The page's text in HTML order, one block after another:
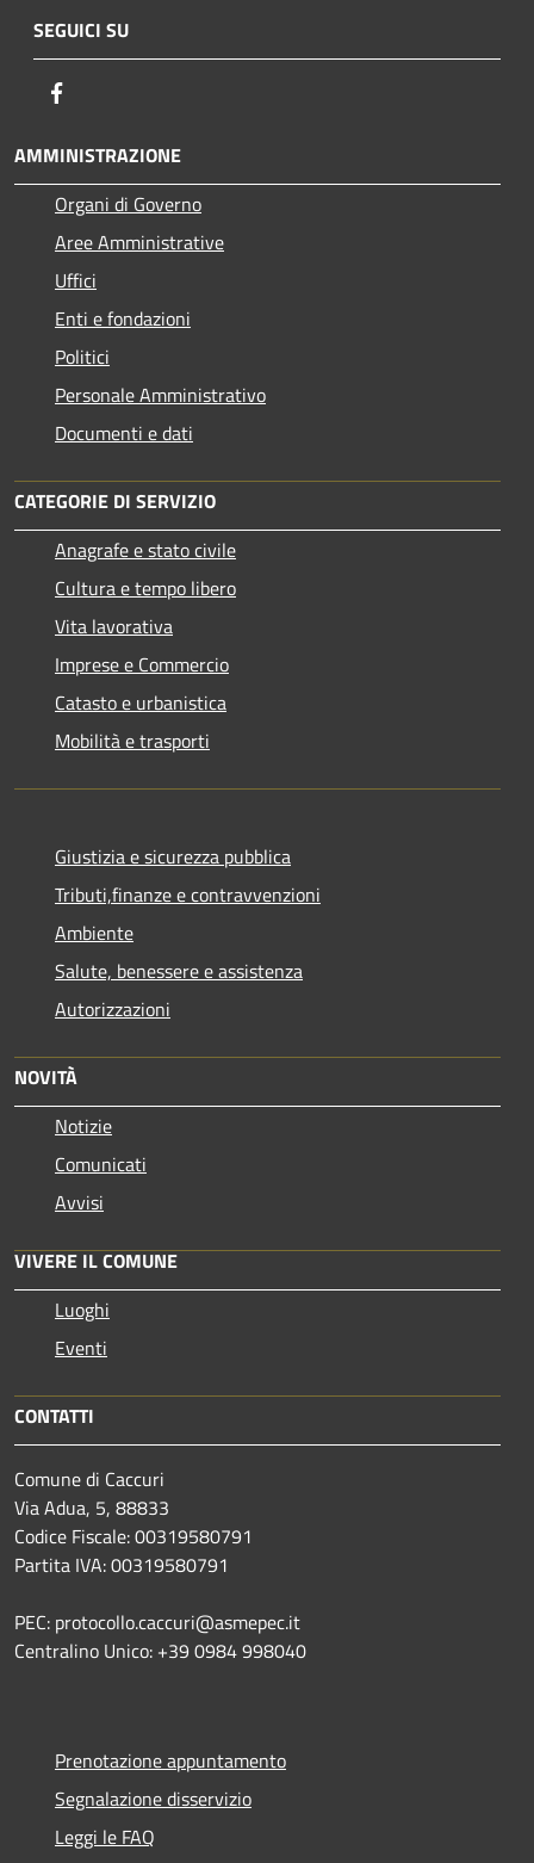
SEGUICI SU
AMMINISTRAZIONE
Organi di Governo
Aree Amministrative
Uffici
Enti e fondazioni
Politici
Personale Amministrativo
Documenti e dati
CATEGORIE DI SERVIZIO
Anagrafe e stato civile
Cultura e tempo libero
Vita lavorativa
Imprese e Commercio
Catasto e urbanistica
Mobilità e trasporti
Giustizia e sicurezza pubblica
Tributi,finanze e contravvenzioni
Ambiente
Salute, benessere e assistenza
Autorizzazioni
NOVITÀ
Notizie
Comunicati
Avvisi
VIVERE IL COMUNE
Luoghi
Eventi
CONTATTI
Comune di Caccuri
Via Adua, 5, 88833
Codice Fiscale: 00319580791
Partita IVA: 00319580791
PEC: protocollo.caccuri@asmepec.it
Centralino Unico: +39 0984 998040
Prenotazione appuntamento
Segnalazione disservizio
Leggi le FAQ